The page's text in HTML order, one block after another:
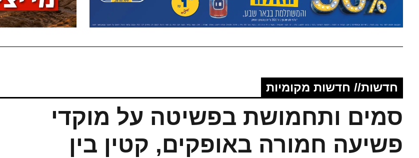
חדשות// חדשות מקומיות
סמים ותחמושת בפשיטה על מוקדי
פשיעה חמורה באופקים, קטין בין